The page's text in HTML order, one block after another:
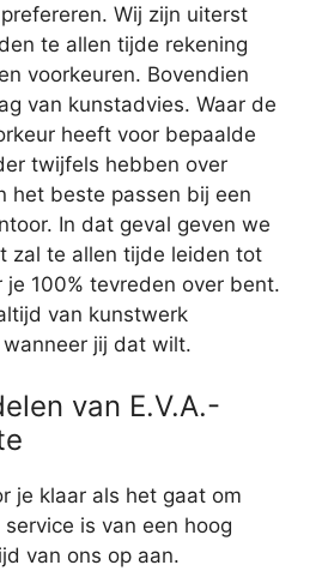
Wij zijn uiterst
te allen tijde rekening
voorkeuren. Bovendien
van kunstadvies. Waar de
heeft voor bepaalde
twijfels hebben over
het beste passen bij een
In dat geval geven we
zal te allen tijde leiden tot
100% tevreden over bent.
van kunstwerk
jij dat wilt.
van E.V.A.-
je klaar als het gaat om
is van een hoog
van ons op aan.